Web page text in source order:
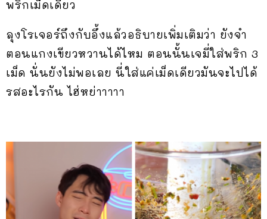
พริกเม็ดเดียว
ลุงโรเจอร์ถึงกับอึ้งแล้วอธิบายเพิ่มเติมว่า ยังจำ
ตอนแกงเขียวหวานได้ไหม ตอนนั้นเจมี่ใส่พริก 3
เม็ด นั่นยังไม่พอเลย นี่ใส่แค่เม็ดเดียวมันจะไปได้
รสอะไรกัน ไฮ่หย่าาาาา